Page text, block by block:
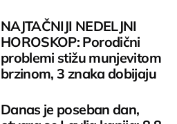
NAJTAČNIJI NEDELJNI
HOROSKOP: Porodični
problemi stižu munjevitom
brzinom, 3 znaka dobijaju
Danas je poseban dan,